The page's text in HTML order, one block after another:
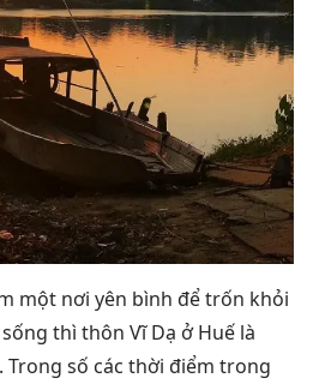
một nơi yên bình để trốn khỏi
thì thôn Vĩ Dạ ở Huế là
số các thời điểm trong